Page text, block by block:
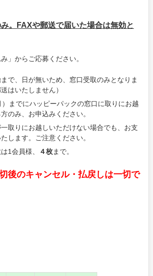
。
FAXや郵送で届いた場合は無効と
」からご応募ください。
で、日が無いため、窓口受取のみとなりま
いたしません）
）までにハッピーパックの窓口に取りにお越
のみ、お申込みください。
取りにお越しいただけない場合でも、お支
します。ご注意ください。
1会員様、
４枚まで。
後のキャンセル・払戻しは一切で